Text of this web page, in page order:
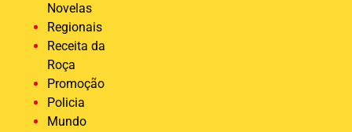
Novelas
Regionais
Receita da
Roça
Promoção
Policia
Mundo